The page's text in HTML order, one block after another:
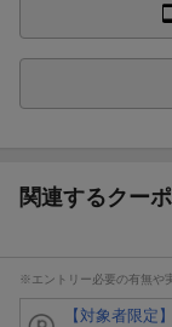
関連するクー
※エントリー必要の有無や
【対象者限定